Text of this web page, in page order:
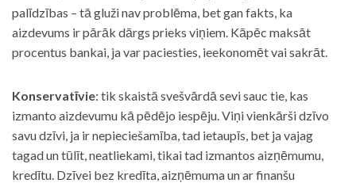
palīdzības – tā gluži nav problēma, bet gan fakts, ka
aizdevums ir pārāk dārgs prieks viņiem. Kāpēc maksāt
procentus bankai, ja var paciesties, ieekonomēt vai sakrāt.
Konservatīvie: tik skaistā svešvārdā sevi sauc tie, kas
izmanto aizdevumu kā pēdējo iespēju. Viņi vienkārši dzīvo
savu dzīvi, ja ir nepieciešamība, tad ietaupīs, bet ja vajag
tagad un tūlīt, neatliekami, tikai tad izmantos aizņēmumu,
kredītu. Dzīvei bez kredīta, aizņēmuma un ar finanšu